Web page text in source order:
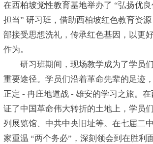
在西柏坡党性教育基地举办了 “弘扬优
担当” 研习班，借助西柏坡红色教育资
部接受思想洗礼，传承红色基因，以更
作为。
研习班期间，现场教学成为了学员
重要途径。学员们沿着革命先辈的足迹
正定 - 冉庄地道战 - 雄安的学习之旅。
证了中国革命伟大转折的土地上，学员
列展览馆、中共中央旧址等。在七届二
家重温 “两个务必”，深刻领会到在胜利